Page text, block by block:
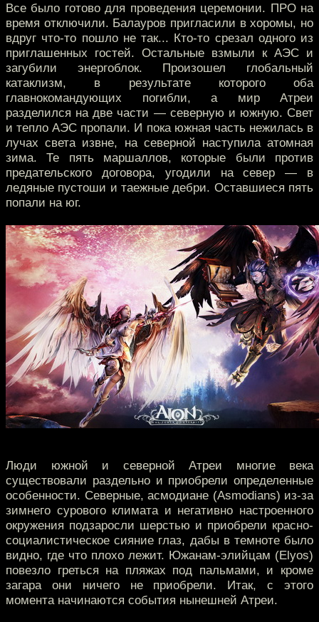
Все было готово для проведения церемонии. ПРО на
время отключили. Балауров пригласили в хоромы, но
вдруг что-то пошло не так... Кто-то срезал одного из
приглашенных гостей. Остальные взмыли к АЭС и
загубили энергоблок. Произошел глобальный
катаклизм, в результате которого оба
главнокомандующих погибли, а мир Атреи
разделился на две части — северную и южную. Свет
и тепло АЭС пропали. И пока южная часть нежилась в
лучах света извне, на северной наступила атомная
зима. Те пять маршаллов, которые были против
предательского договора, угодили на север — в
ледяные пустоши и таежные дебри. Оставшиеся пять
попали на юг.
Люди южной и северной Атреи многие века
существовали раздельно и приобрели определенные
особенности. Северные, асмодиане (Asmodians) из-за
зимнего сурового климата и негативно настроенного
окружения подзаросли шерстью и приобрели красно-
социалистическое сияние глаз, дабы в темноте было
видно, где что плохо лежит. Южанам-элийцам (Elyos)
повезло греться на пляжах под пальмами, и кроме
загара они ничего не приобрели. Итак, с этого
момента начинаются события нынешней Атреи.